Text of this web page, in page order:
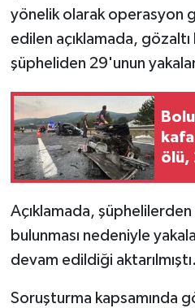
yönelik olarak operasyon
edilen açıklamada, gözaltı
şüpheliden 29'unun
ölü,
Açıklamada, şüphelilerden
bulunması nedeniyle
devam edildiği aktarılmıştı.
Soruşturma kapsamında